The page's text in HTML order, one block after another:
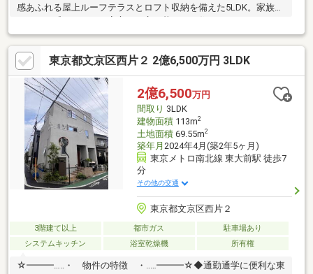
感あふれる屋上ルーフテラスとロフト収納を備えた5LDK。家族が
東京都文京区西片２ 2億6,500万円 3LDK
2億6,500万円
間取り 3LDK
建物面積113m2
土地面積69.55m2
築年月 2024年4月(築2年5ヶ月)
東京メトロ南北線 東大前駅 徒歩7
分
その他の交通
東京都文京区西片２
3階建て以上 都市ガス
駐車場あり
システムキッチン
浴室乾燥機 所有権
☆━━━…‥・ 物件の特徴 ・‥…━━━☆◆通勤通学に便利な東